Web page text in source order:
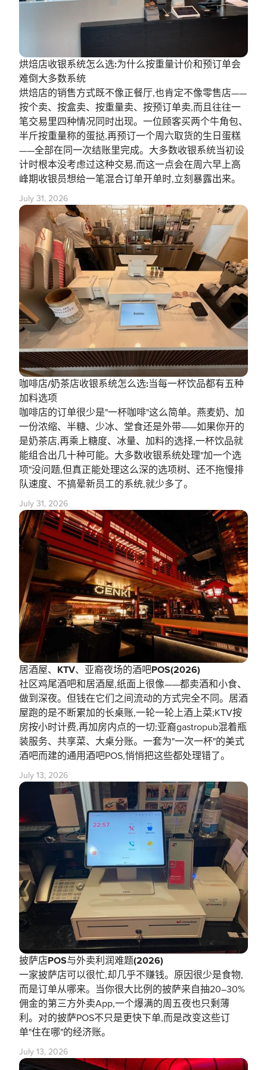
烘焙店收银系统怎么选:为什么按重量计价和预订单会
难倒大多数系统
烘焙店的销售方式既不像正餐厅,也肯定不像零售店——
按个卖、按盒卖、按重量卖、按预订单卖,而且往往一
笔交易里四种情况同时出现。一位顾客买两个牛角包、
半斤按重量称的蛋挞,再预订一个周六取货的生日蛋糕
——全部在同一次结账里完成。大多数收银系统当初设
计时根本没考虑过这种交易,而这一点会在周六早上高
峰期收银员想给一笔混合订单开单时,立刻暴露出来。
July 31, 2026
咖啡店/奶茶店收银系统怎么选:当每一杯饮品都有五种
加料选项
咖啡店的订单很少是"一杯咖啡"这么简单。燕麦奶、加
一份浓缩、半糖、少冰、堂食还是外带——如果你开的
是奶茶店,再乘上糖度、冰量、加料的选择,一杯饮品就
能组合出几十种可能。大多数收银系统处理"加一个选
项"没问题,但真正能处理这么深的选项树、还不拖慢排
队速度、不搞晕新员工的系统,就少多了。
July 31, 2026
居酒屋、KTV、亚裔夜场的酒吧POS(2026)
社区鸡尾酒吧和居酒屋,纸面上很像——都卖酒和小食、
做到深夜。但钱在它们之间流动的方式完全不同。居酒
屋跑的是不断累加的长桌账,一轮一轮上酒上菜;KTV按
房按小时计费,再加房内点的一切;亚裔gastropub混着瓶
装服务、共享菜、大桌分账。一套为"一次一杯"的美式
酒吧而建的通用酒吧POS,悄悄把这些都处理错了。
July 13, 2026
披萨店POS与外卖利润难题(2026)
一家披萨店可以很忙,却几乎不赚钱。原因很少是食物,
而是订单从哪来。当你很大比例的披萨来自抽20–30%
佣金的第三方外卖App,一个爆满的周五夜也只剩薄
利。对的披萨POS不只是更快下单,而是改变这些订
单"住在哪"的经济账。
July 13, 2026